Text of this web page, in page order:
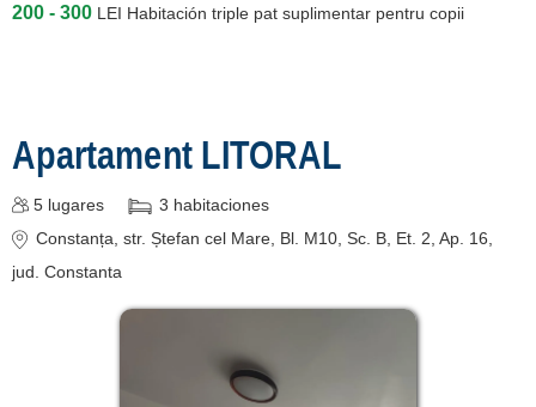
200 - 300 LEI Habitación triple pat suplimentar pentru copii
Apartament LITORAL
5 lugares 3 habitaciones
Constanța, str. Ștefan cel Mare, Bl. M10, Sc. B, Et. 2, Ap. 16,
jud. Constanta